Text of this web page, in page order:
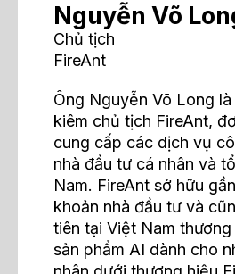
Nguyễn Võ
Chủ tịch
FireAnt
Ông Nguyễn Võ Long
kiêm chủ tịch FireAnt,
cung cấp các dịch vụ
nhà đầu tư cá nhân và
Nam. FireAnt sở hữu
khoản nhà đầu tư và
tiên tại Việt Nam
sản phẩm AI dành cho